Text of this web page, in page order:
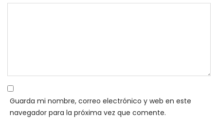
Guarda mi nombre, correo electrónico y web en este
navegador para la próxima vez que comente.